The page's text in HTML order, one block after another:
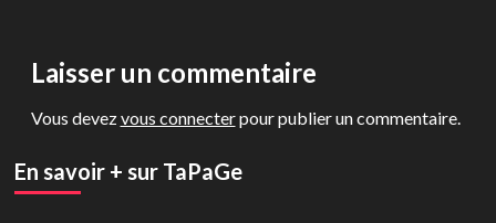
Laisser un commentaire
Vous devezvous connecterpour publier un commentaire.
En savoir + sur TaPaGe